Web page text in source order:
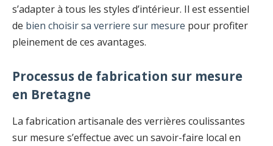
s’adapter à tous les styles d’intérieur. Il est essentiel
de bien choisir sa verriere sur mesure pour profiter
pleinement de ces avantages.
Processus de fabrication sur mesure
en Bretagne
La fabrication artisanale des verrières coulissantes
sur mesure s’effectue avec un savoir-faire local en